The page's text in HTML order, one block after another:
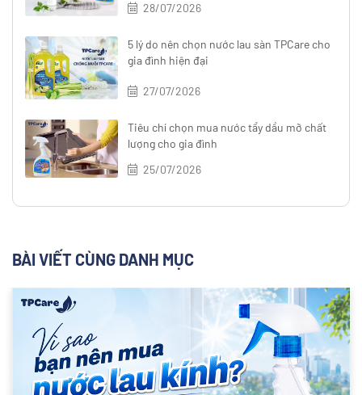
28/07/2026
5 lý do nên chọn nước lau sàn TPCare cho
gia đình hiện đại
27/07/2026
Tiêu chí chọn mua nước tẩy dầu mỡ chất
lượng cho gia đình
25/07/2026
BÀI VIẾT CÙNG DANH MỤC